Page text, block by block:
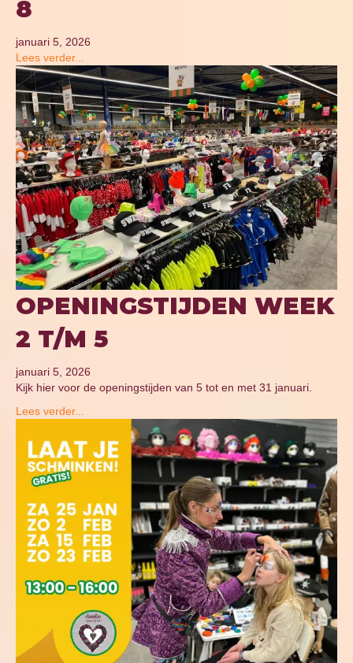
8
januari 5, 2026
Lees verder...
OPENINGSTIJDEN WEEK
2 T/M 5
januari 5, 2026
Kijk hier voor de openingstijden van 5 tot en met 31 januari.
Lees verder...